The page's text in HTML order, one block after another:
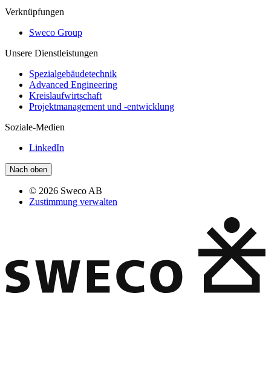
Verknüpfungen
Sweco Group
Unsere Dienstleistungen
Spezialgebäudetechnik
Advanced Engineering
Kreislaufwirtschaft
Projektmanagement und -entwicklung
Soziale-Medien
LinkedIn
Nach oben
© 2026 Sweco AB
Zustimmung verwalten